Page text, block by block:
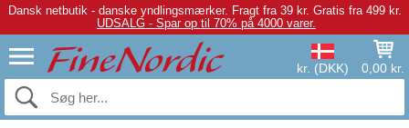
Dansk netbutik - danske yndlingsmærker. Fragt fra 39 kr. Gratis fra 499 kr.
UDSALG - Spar op til 70% på 4000 varer.
kr. (DKK) 0,00 kr.